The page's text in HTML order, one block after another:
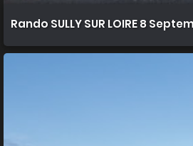
Rando SULLY SUR LOIRE 8